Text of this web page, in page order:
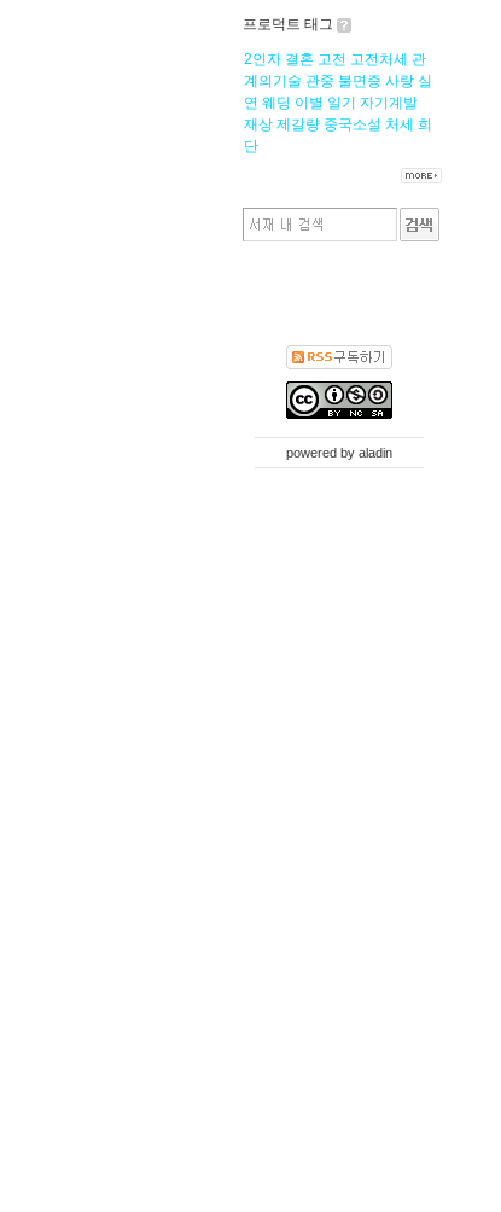
프로덕트 태그
2인자 결혼 고전 고전처세 관
계의기술 관중 불면증 사랑 실
연 웨딩 이별 일기 자기계발
재상 제갈량 중국소설 처세 희
단
powered by aladin